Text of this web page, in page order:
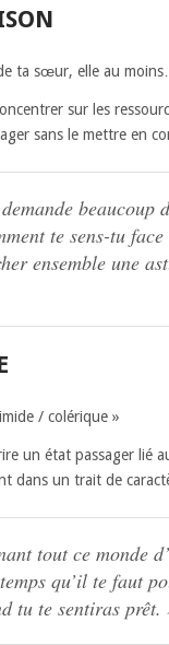
ta sœur, elle au
sur les
sans le mettre en
beaucoup
te sens-tu
ensemble une
/ colérique »
un état passager lié
dans un trait de
tout ce monde
qu’il te faut
tu te sentiras prêt.